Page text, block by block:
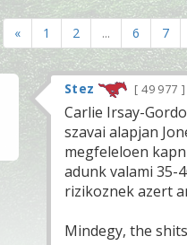
« 1 2 ... 6 7
Stez 49 977
Carlie Irsay-
szavai alapjan
megfeleloen
adunk valami 35-
rizikoznek azert
Mindegy, the